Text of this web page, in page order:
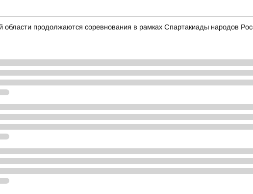
области продолжаются соревнования в рамках Спартакиады народов